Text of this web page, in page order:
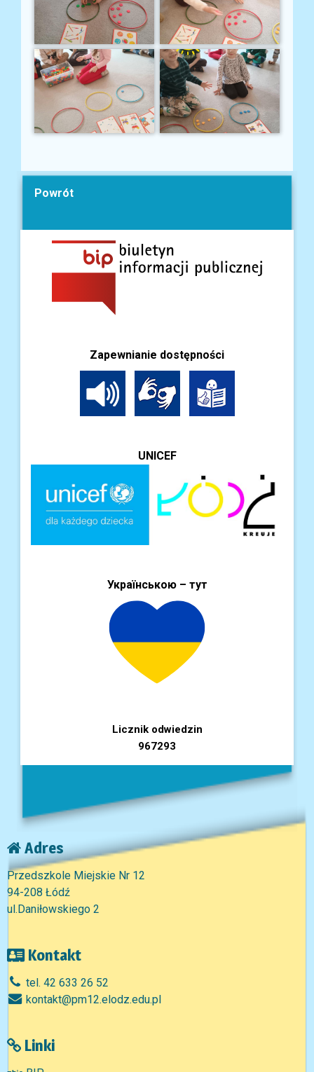
Powrót
Zapewnianie dostępności
UNICEF
Українською – тут
Licznik odwiedzin
967293
Adres
Przedszkole Miejskie Nr 12
94-208 Łódź
ul.Daniłowskiego 2
Kontakt
tel. 42 633 26 52
kontakt@pm12.elodz.edu.pl
Linki